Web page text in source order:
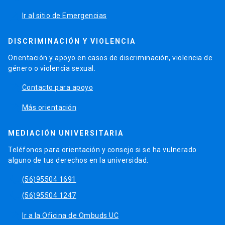
Ir al sitio de Emergencias
DISCRIMINACIÓN Y VIOLENCIA
Orientación y apoyo en casos de discriminación, violencia de
género o violencia sexual.
Contacto para apoyo
Más orientación
MEDIACIÓN UNIVERSITARIA
Teléfonos para orientación y consejo si se ha vulnerado
alguno de tus derechos en la universidad.
(56)95504 1691
(56)95504 1247
Ir a la Oficina de Ombuds UC